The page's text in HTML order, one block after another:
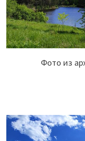
Фото из